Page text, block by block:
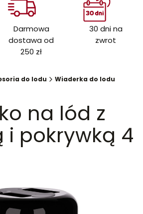
Darmowa
dostawa od
250 zł
30 dni na
zwrot
do lodu Wiaderka do lodu
na lód z
i pokrywką 4